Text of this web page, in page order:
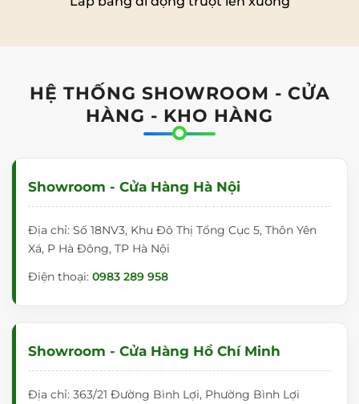
HỆ THỐNG SHOWROOM - CỬA
HÀNG - KHO HÀNG
Showroom - Cửa Hàng Hà Nội
Địa chỉ: Số 18NV3, Khu Đô Thị Tổng Cục 5, Thôn Yên
Xá, P Hà Đông, TP Hà Nội
Điện thoại: 0983 289 958
Showroom - Cửa Hàng Hồ Chí Minh
Địa chỉ: 363/21 Đường Bình Lợi, Phường Bình Lợi